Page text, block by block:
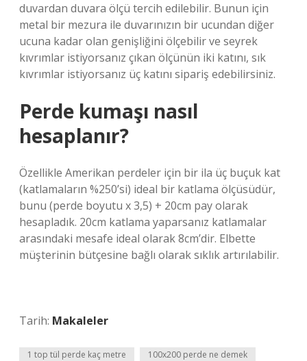
duvardan duvara ölçü tercih edilebilir. Bunun için
metal bir mezura ile duvarınızın bir ucundan diğer
ucuna kadar olan genişliğini ölçebilir ve seyrek
kıvrımlar istiyorsanız çıkan ölçünün iki katını, sık
kıvrımlar istiyorsanız üç katını sipariş edebilirsiniz.
Perde kumaşı nasıl
hesaplanır?
Özellikle Amerikan perdeler için bir ila üç buçuk kat
(katlamaların %250’si) ideal bir katlama ölçüsüdür,
bunu (perde boyutu x 3,5) + 20cm pay olarak
hesapladık. 20cm katlama yaparsanız katlamalar
arasındaki mesafe ideal olarak 8cm’dir. Elbette
müşterinin bütçesine bağlı olarak sıklık artırılabilir.
Tarih: Makaleler
1 top tül perde kaç metre 100x200 perde ne demek